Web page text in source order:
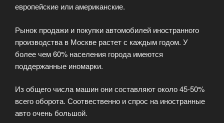
европейские или американские.
Рынок продажи и покупки автомобилей иностранного
производства в Москве растет с каждым годом. У
более чем 60% населения города имеются
поддержанные иномарки.
Из общего числа машин они составляют около 45-50%
всего оборота. Соотвественно и спрос на иностранные
авто очень большой.